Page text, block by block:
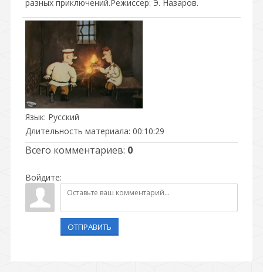
разных приключений.Режиссер: Э. Назаров.
Язык: Русский
Длительность материала: 00:10:29
Всего комментариев: 0
Войдите:
ОТПРАВИТЬ